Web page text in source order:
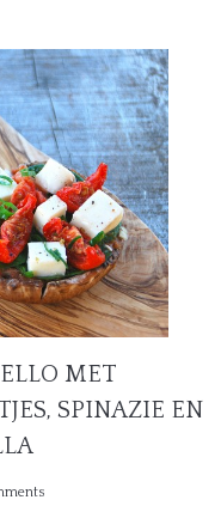
MET
SPINAZIE EN